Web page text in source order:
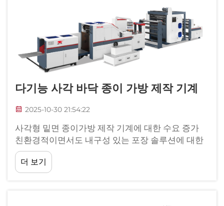
다기능 사각 바닥 종이 가방 제작 기계
2025-10-30 21:54:22
사각형 밑면 종이가방 제작 기계에 대한 수요 증가
친환경적이면서도 내구성 있는 포장 솔루션에 대한
요구 증가 전 세계적으로 플라스틱 봉투 사용 금지
조치가 확대되면서, 기업들은 실질적으로 사용 가능
한 대체재를 서둘러 도입하고 있습니다.
더 보기